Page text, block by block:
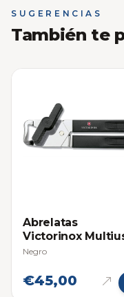
SUGERENCIAS
También te
Abrelatas
Victorinox
Negro
€45,00